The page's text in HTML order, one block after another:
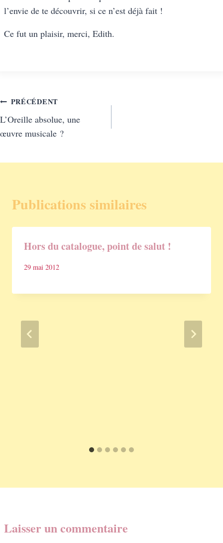
l’envie de te découvrir, si ce n’est déjà fait !
Ce fut un plaisir, merci, Edith.
Navigation
de
PRÉCÉDENT
L’Oreille absolue, une
œuvre musicale ?
Publications similaires
Hors du catalogue, point de salut !
29 mai 2012
Laisser un commentaire